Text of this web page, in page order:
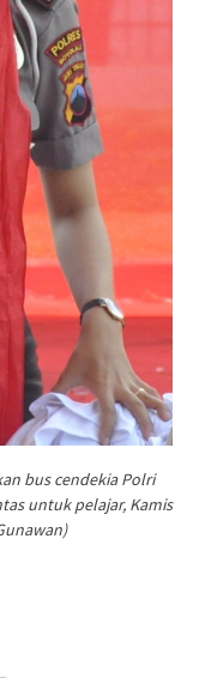
bus cendekia Polri
untuk pelajar, Kamis